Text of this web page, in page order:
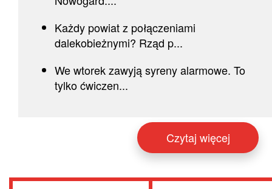
Każdy powiat z połączeniami
dalekobieżnymi? Rząd p...
We wtorek zawyją syreny alarmowe. To
tylko ćwiczen...
Czytaj więcej